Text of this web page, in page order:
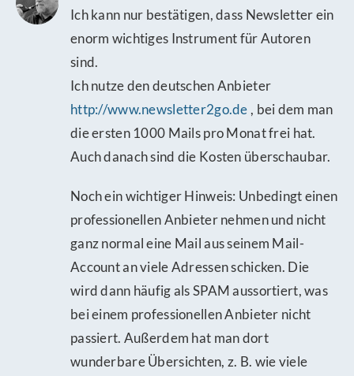
Ich kann nur bestätigen, dass Newsletter ein
enorm wichtiges Instrument für Autoren
sind.
Ich nutze den deutschen Anbieter
http://www.newsletter2go.de , bei dem man
die ersten 1000 Mails pro Monat frei hat.
Auch danach sind die Kosten überschaubar.
Noch ein wichtiger Hinweis: Unbedingt einen
professionellen Anbieter nehmen und nicht
ganz normal eine Mail aus seinem Mail-
Account an viele Adressen schicken. Die
wird dann häufig als SPAM aussortiert, was
bei einem professionellen Anbieter nicht
passiert. Außerdem hat man dort
wunderbare Übersichten, z. B. wie viele